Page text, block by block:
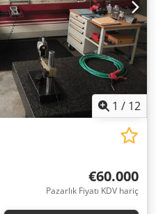
1 / 12
€60.000
Pazarlık Fiyatı KDV hariç